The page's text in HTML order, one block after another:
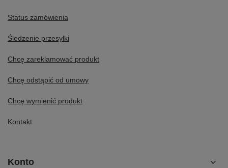
Status zamówienia
Śledzenie przesyłki
Chcę zareklamować produkt
Chcę odstąpić od umowy
Chcę wymienić produkt
Kontakt
Konto